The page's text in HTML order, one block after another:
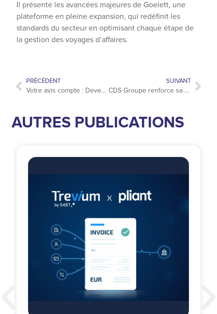
Il présente les avancées majeures de Goelett, une
plateforme en pleine expansion, qui redéfinit les
standards du secteur en optimisant chaque étape de
la gestion des voyages d’affaires.
PRÉCÉDENT
Votre avis compte : Devenez testeur de nos dernières innovations
SUIVANT
CDS Groupe renforce sa position de leader européen des solutions pour le voyage d’affaires grâce à l’acquisition de SIAP en Italie
AUTRES PUBLICATIONS